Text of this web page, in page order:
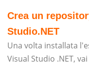
Crea un
Studio.NET
Una volta installata
Visual Studio .NET, vai